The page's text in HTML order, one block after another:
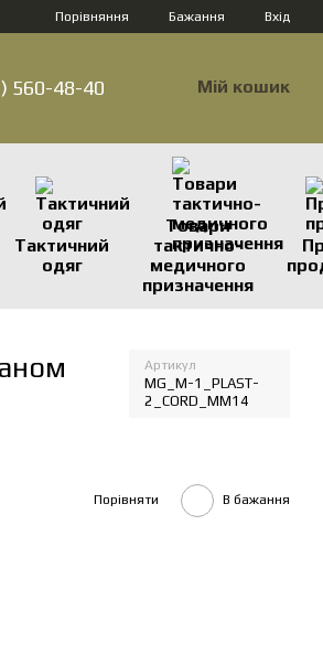
Порівняння Бажання Вхід
560-48-40 Мій кошик
Тактичний
одяг
Товари
тактично-
медичного
призначення
Артикул
MG_М-1_PLAST-
2_CORD_ММ14
Порівняти В бажання